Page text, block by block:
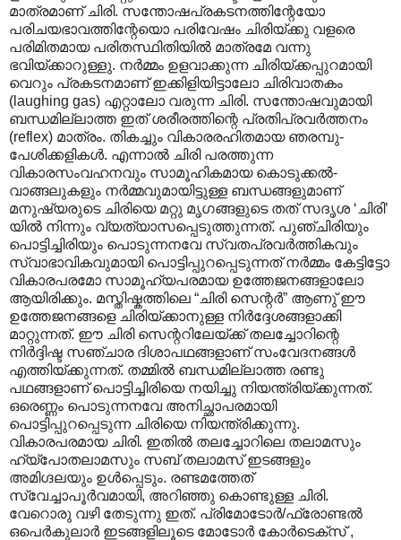
മാത്രമാണ് ചിരി. സന്തോഷപ്രകടനത്തിന്റേയോ
പരിചയഭാവത്തിന്റേയൊ പരിവേഷം ചിരിയ്ക്കു വളരെ
പരിമിതമായ പരിതസ്ഥിതിയിൽ മാത്രമേ വന്നു
ഭവിയ്ക്കാറുള്ളു. നർമ്മം ഉളവാക്കുന്ന ചിരിയ്ക്കപ്പുറമായി
വെറും പ്രകടനമാണ് ഇക്കിളിയിട്ടാലോ ചിരിവാതകം
(laughing gas) എറ്റാലോ വരുന്ന ചിരി. സന്തോഷവുമായി
ബന്ധമില്ലാത്ത ഇത് ശരീരത്തിന്റെ പ്രതിപ്രവർത്തനം
(reflex) മാത്രം. തികച്ചും വികാരരഹിതമായ ഞരമ്പു-
പേശിക്കളികൾ. എന്നാൽ ചിരി പരത്തുന്ന
വികാരസംവഹനവും സാമൂഹികമായ കൊടുക്കൽ-
വാങ്ങലുകളും നർമ്മവുമായിട്ടുള്ള ബന്ധങ്ങളുമാണ്
മനുഷ്യരുടെ ചിരിയെ മറ്റു മൃഗങ്ങളുടെ തത് സദൃശ ‘ചിരി’
യിൽ നിന്നും വ്യത്യാസപ്പെടുത്തുന്നത്. പുഞ്ചിരിയും
പൊട്ടിച്ചിരിയും പൊടുന്നനവേ സ്വതപ്രവർത്തികവും
സ്വാഭാവികവുമായി പൊട്ടിപ്പുറപ്പെടുന്നത് നർമ്മം കേട്ടിട്ടോ
വികാരപരമോ സാമൂഹ്യപരമായ ഉത്തേജനങ്ങളാലോ
ആയിരിക്കും. മസ്തിഷ്കത്തിലെ “ചിരി സെന്റർ” ആണു് ഈ
ഉത്തേജനങ്ങളെ ചിരിയ്ക്കാനുള്ള നിർദ്ദേശങ്ങളാക്കി
മാറ്റുന്നത്. ഈ ചിരി സെന്ററിലേയ്ക്ക് തലച്ചോറിന്റെ
നിർദ്ദിഷ്ട സഞ്ചാര ദിശാപഥങ്ങളാണ് സംവേദനങ്ങൾ
എത്തിയ്ക്കുന്നത്. തമ്മിൽ ബന്ധമില്ലാത്ത രണ്ടു
പഥങ്ങളാണ് പൊട്ടിച്ചിരിയെ നയിച്ചു നിയന്ത്രിയ്ക്കുന്നത്.
ഒരെണ്ണം പൊടുന്നനവേ അനിച്ഛാപരമായി
പൊട്ടിപ്പുറപ്പെടുന്ന ചിരിയെ നിയന്ത്രിക്കുന്നു.
വികാരപരമായ ചിരി. ഇതിൽ തലച്ചോറിലെ തലാമസും
ഹ്യ്പോതലാമസും സബ് തലാമസ് ഇടങ്ങളും
അമിഗ്ദലയും ഉൾപ്പെടും. രണ്ടമത്തേത്
സ്വേച്ചാപൂർവമായി, അറിഞ്ഞു കൊണ്ടുള്ള ചിരി.
വേറൊരു വഴി തേടുന്നു ഇത്. പ്രിമോടോർ/ഫ്രോണ്ടൽ
ഒപെർകുലാർ ഇടങ്ങളിലൂടെ മോടോർ കോർടെക്സ് ,